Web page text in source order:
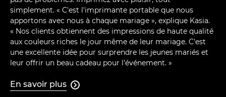
simplement. « C'est l'imprimante portable que nous
apportons avec nous à chaque mariage », explique Kasia.
« Nos clients obtiennent des impressions de haute qualité
aux couleurs riches le jour même de leur mariage. C'est
une excellente idée pour surprendre les jeunes mariés et
leur offrir un beau cadeau pour l'événement. »
En savoir plus 